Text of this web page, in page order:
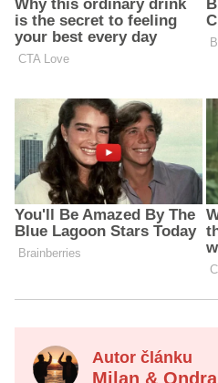
Autor článku
Milan & Ondra